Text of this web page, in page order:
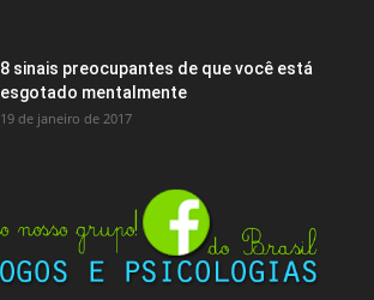
8 sinais preocupantes de que você está
esgotado mentalmente
19 de janeiro de 2017